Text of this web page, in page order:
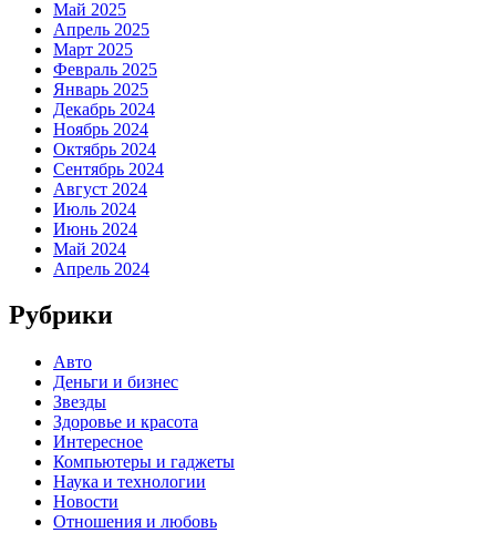
Май 2025
Апрель 2025
Март 2025
Февраль 2025
Январь 2025
Декабрь 2024
Ноябрь 2024
Октябрь 2024
Сентябрь 2024
Август 2024
Июль 2024
Июнь 2024
Май 2024
Апрель 2024
Рубрики
Авто
Деньги и бизнес
Звезды
Здоровье и красота
Интересное
Компьютеры и гаджеты
Наука и технологии
Новости
Отношения и любовь